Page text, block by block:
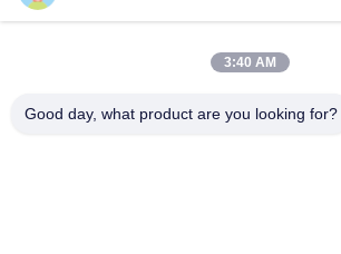
3:40 AM
Good day, what product are you looking for?